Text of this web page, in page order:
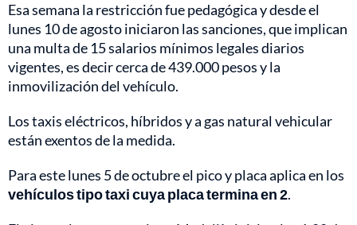
Esa semana la restricción fue pedagógica y desde el
lunes 10 de agosto iniciaron las sanciones, que implican
una multa de 15 salarios mínimos legales diarios
vigentes, es decir cerca de 439.000 pesos y la
inmovilización del vehículo.
Los taxis eléctricos, híbridos y a gas natural vehicular
están exentos de la medida.
Para este lunes 5 de octubre el pico y placa aplica en los
vehículos tipo taxi cuya placa termina en 2.